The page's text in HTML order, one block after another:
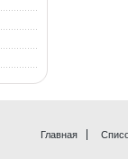
Главная